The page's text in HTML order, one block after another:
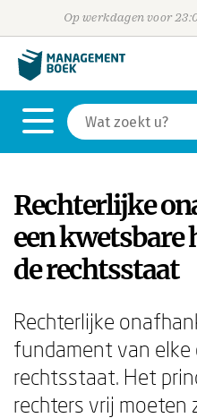
Op werkdagen voor
Rechterlijke
een kwetsbare
de rechtsstaat
Rechterlijke
fundament van elke
rechtsstaat. Het
rechters vrij moeten